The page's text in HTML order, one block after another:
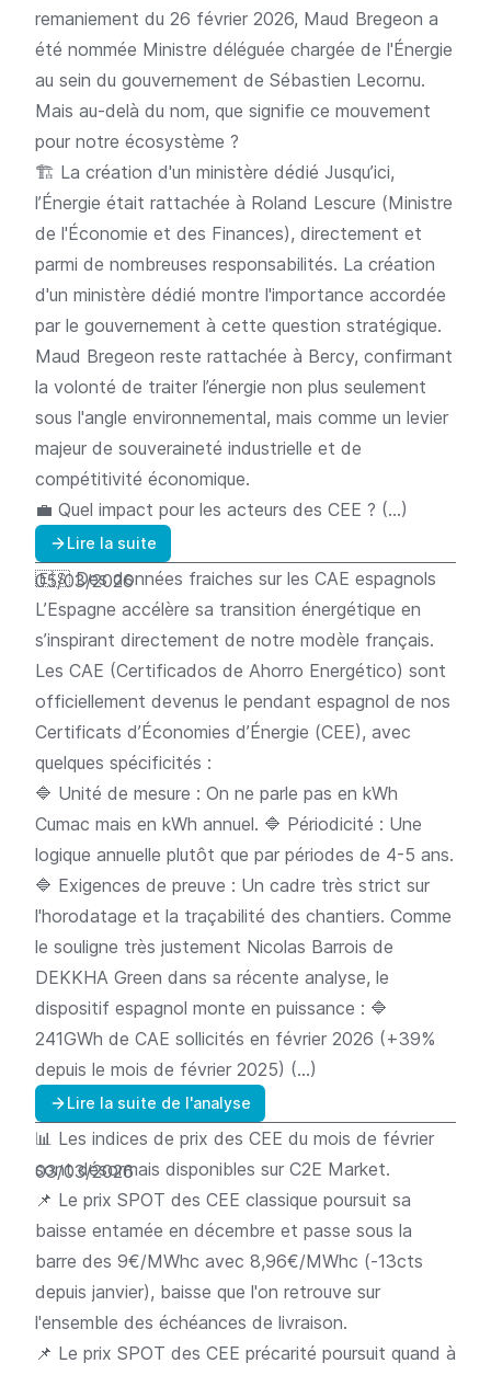
remaniement du 26 février 2026, Maud Bregeon a
été nommée Ministre déléguée chargée de l'Énergie
au sein du gouvernement de Sébastien Lecornu.
Mais au-delà du nom, que signifie ce mouvement
pour notre écosystème ?
🏗️ La création d'un ministère dédié Jusqu’ici,
l’Énergie était rattachée à Roland Lescure (Ministre
de l'Économie et des Finances), directement et
parmi de nombreuses responsabilités. La création
d'un ministère dédié montre l'importance accordée
par le gouvernement à cette question stratégique.
Maud Bregeon reste rattachée à Bercy, confirmant
la volonté de traiter l’énergie non plus seulement
sous l'angle environnemental, mais comme un levier
majeur de souveraineté industrielle et de
compétitivité économique.
💼 Quel impact pour les acteurs des CEE ? (…)
Lire la suite
🇪🇸 Des données fraiches sur les CAE espagnols
05/03/2026
L’Espagne accélère sa transition énergétique en
s’inspirant directement de notre modèle français.
Les CAE (Certificados de Ahorro Energético) sont
officiellement devenus le pendant espagnol de nos
Certificats d’Économies d’Énergie (CEE), avec
quelques spécificités :
🔷 Unité de mesure : On ne parle pas en kWh
Cumac mais en kWh annuel. 🔷 Périodicité : Une
logique annuelle plutôt que par périodes de 4-5 ans.
🔷 Exigences de preuve : Un cadre très strict sur
l'horodatage et la traçabilité des chantiers. Comme
le souligne très justement Nicolas Barrois de
DEKKHA Green dans sa récente analyse, le
dispositif espagnol monte en puissance : 🔷
241GWh de CAE sollicités en février 2026 (+39%
depuis le mois de février 2025) (…)
Lire la suite de l'analyse
📊 Les indices de prix des CEE du mois de février
sont désormais disponibles sur C2E Market.
03/03/2026
📌 Le prix SPOT des CEE classique poursuit sa
baisse entamée en décembre et passe sous la
barre des 9€/MWhc avec 8,96€/MWhc (-13cts
depuis janvier), baisse que l'on retrouve sur
l'ensemble des échéances de livraison.
📌 Le prix SPOT des CEE précarité poursuit quand à